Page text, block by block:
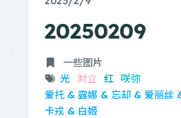
20250209
一些图片
光
对立 红 咲弥
爱托 & 露娜 & 忘却 & 爱丽丝
卡戎 & 白姬